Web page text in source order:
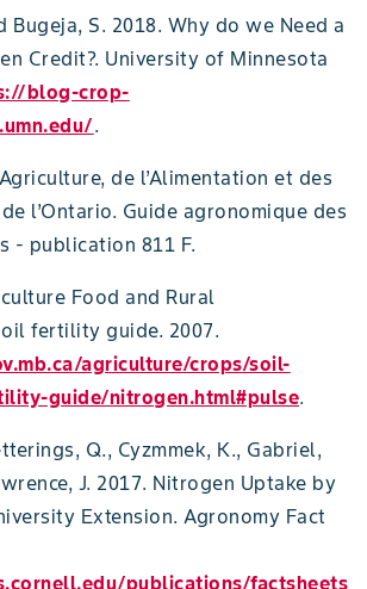
Bugeja, S. 2018. Why do we Need a
Credit?. University of Minnesota
blog-crop-
.
de l’Alimentation et des
l’Ontario. Guide agronomique des
- publication 811 F.
Food and Rural
fertility guide. 2007.
agriculture/crops/soil-
guide/nitrogen.html#pulse.
Q., Cyzmmek, K., Gabriel,
J. 2017. Nitrogen Uptake by
Extension. Agronomy Fact
publications/factsheets